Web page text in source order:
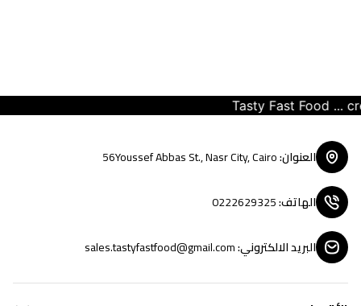
Tasty Fast Food ...
العنوان:
56Youssef Abbas St., Nasr City, Cairo
الهاتف:
0222629325
البريد الالكتروني:
sales.tastyfastfood@gmail.com